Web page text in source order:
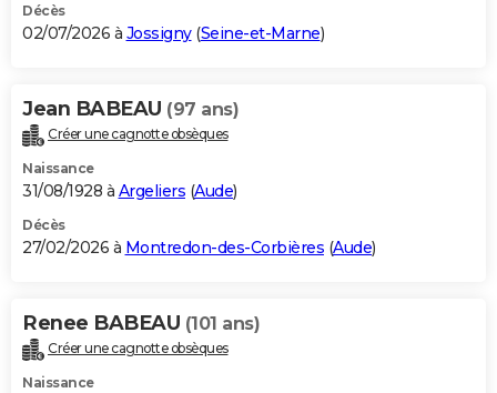
BONS PLANS
Carte de Noël
Carte Bonne année
Carte Saint-Valentin
Carte Pâques
Carte d'anniversaire
DICTIONNAIRE
Dictionnaire
Biographies
Citations
Expressions
Proverbes
PROGRAMME TV
S'inscrire
Se connecter
Lycées
Collèges
Primaires
Universités
Entreprises
Service militaire
Avis de recherche
AVIS DE DÉCÈS
Bricolage
Lifestyle
Culture
Sport
Auto
Television
Voyage
Cinema
Décès
02/07/2026 à Jossigny(Seine-et-Marne)
Jean BABEAU (97 ans)
Créer une cagnotte obsèques
Naissance
31/08/1928 à Argeliers (Aude)
Décès
27/02/2026 à Montredon-des-Corbières (Aude)
Renee BABEAU (101 ans)
Créer une cagnotte obsèques
Naissance